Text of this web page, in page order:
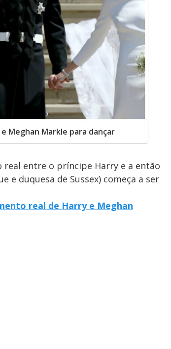
Meghan Markle para dançar
real entre o príncipe Harry e a então
e duquesa de Sussex) começa a ser
real de Harry e Meghan